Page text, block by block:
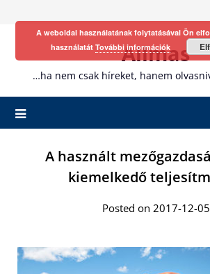
Allmas
…ha nem csak híreket, hanem
A használt
kiemelkedő
Posted on 2017-12-05
A weboldal használatának folytatásával Ön
használatát További információk